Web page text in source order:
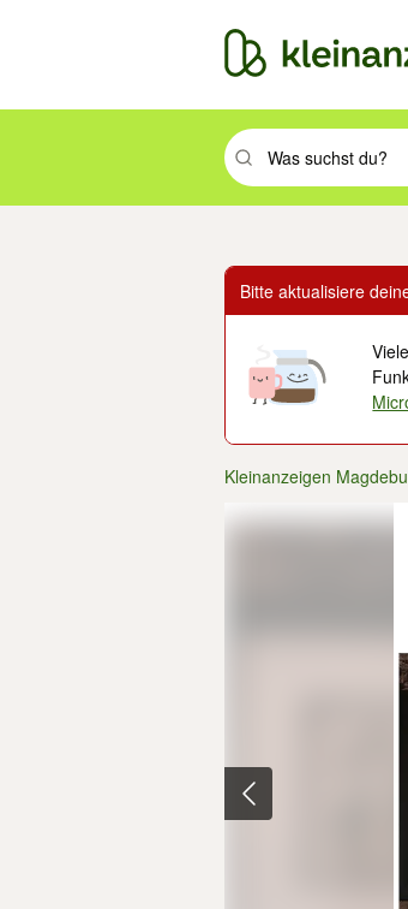
Suchbegriff eingeben.
Bitte aktualisiere
Kleinanzeigen